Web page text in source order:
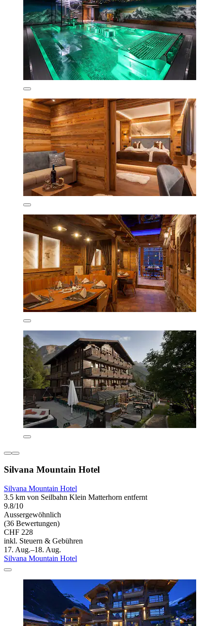
Silvana Mountain Hotel
Silvana Mountain Hotel
3.5 km von Seilbahn Klein Matterhorn entfernt
9.8/10
Aussergewöhnlich
(36 Bewertungen)
CHF 228
inkl. Steuern & Gebühren
17. Aug.–18. Aug.
Silvana Mountain Hotel